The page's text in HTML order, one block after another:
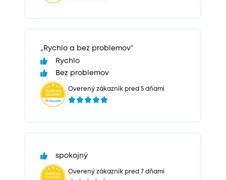
„Rychlo a bez problemov“
Rychlo
Bez problemov
Overený zákazník pred 5 dňami
spokojný
Overený zákazník pred 7 dňami